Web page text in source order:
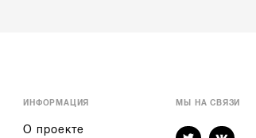
ИНФОРМАЦИЯ
О проекте
МЫ НА СВЯЗИ